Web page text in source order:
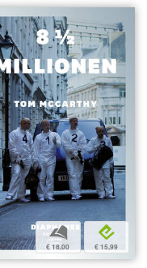
b
€ 18,00
e
€ 15,99